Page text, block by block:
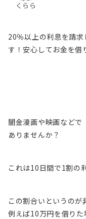
くらら
20％以上の利息を請
す！安心してお金を借
闇金漫画や映画などで
ありませんか？
これは10日間で1割の
この割合いというの
例えば10万円を借り